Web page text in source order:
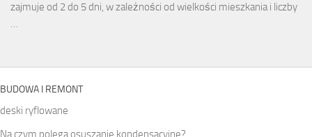
zajmuje od 2 do 5 dni, w zależności od wielkości mieszkania i liczby
…
BUDOWA I REMONT
deski ryflowane
Na czym polega osuszanie kondensacyjne?